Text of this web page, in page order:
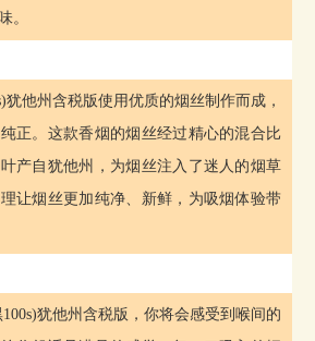
。
犹他州含税版使用优质的烟丝制作而成，
正。这款香烟的烟丝经过精心的混合比
产自犹他州，为烟丝注入了迷人的烟草
让烟丝更加纯净、新鲜，为吸烟体验带
犹他州含税版，你将会感受到喉间的